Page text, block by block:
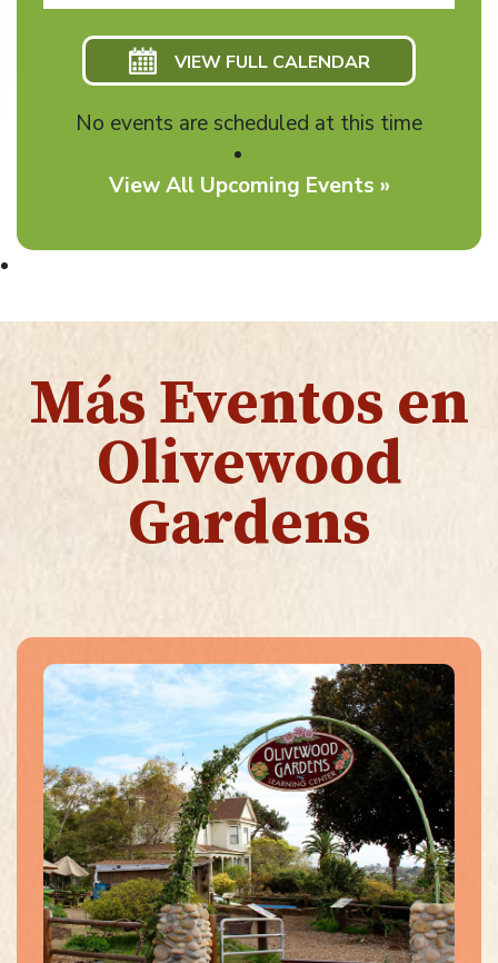
VIEW FULL CALENDAR
No events are scheduled at this time
View All Upcoming Events »
Más Eventos en
Olivewood
Gardens